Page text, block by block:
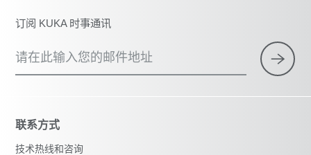
订阅 KUKA 时事通讯
请在此输入您的邮件地址
联系方式
技术热线和咨询